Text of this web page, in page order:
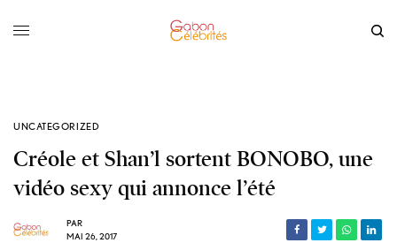
UNCATEGORIZED
Créole et Shan’l sortent BONOBO, une
vidéo sexy qui annonce l’été
PAR
MAI 26, 2017